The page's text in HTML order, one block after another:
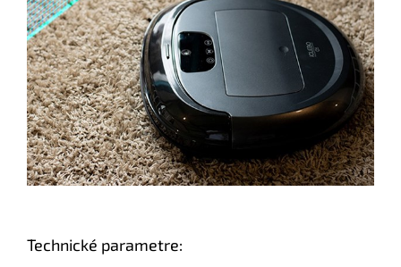
Technické parametre: